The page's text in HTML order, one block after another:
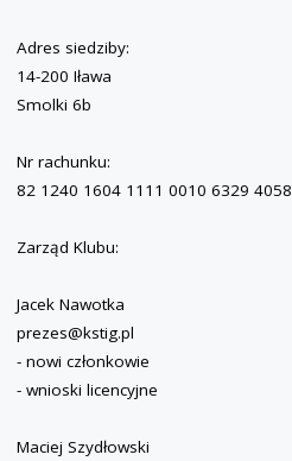
Adres siedziby:
14-200 Iława
Smolki 6b
Nr rachunku:
82 1240 1604 1111 0010 6329 4058
Zarząd Klubu:
Jacek Nawotka
prezes@kstig.pl
- nowi członkowie
- wnioski licencyjne
Maciej Szydłowski